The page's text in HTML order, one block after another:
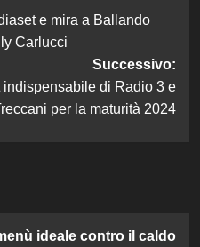
e mira a Ballando
Carlucci
Successivo:
di Radio 3 e
per la maturità 2024
ideale contro il caldo